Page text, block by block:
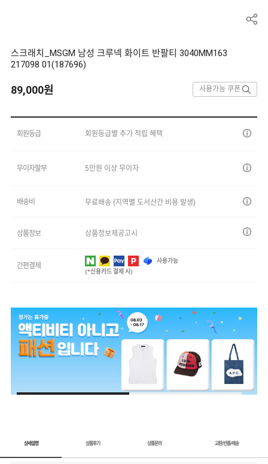
스크래치_MSGM 남성 크루넥 화이트 반팔티 3040MM163
217098 01(187696)
89,000원 사용가능 쿠폰
회원등급 회원등급별 추가 적립 혜택
무이자할부 5만원 이상 무이자
배송비 무료배송 (지역별 도서산간 비용 발생)
상품정보 상품정보제공고시
간편결제
사용가능
(*신용카드 결제 시)
상세설명 상품후기 상품문의 교환/반품/배송